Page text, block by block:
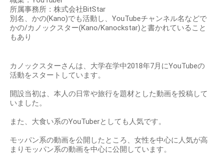
所属事務所：株式会社BitStar
別名、かの(Kano)でも活動し、YouTubeチャンネル名などで
かの/カノックスター(Kano/Kanockstar)と書かれていること
もあり
カノックスターさんは、大学在学中2018年7月にYouTubeの
活動をスタートしています。
開設当初は、本人の日常や旅行を題材とした動画を投稿して
いました。
また、大食い系のYouTuberとしても人気です。
モッパン系の動画を公開したところ、女性を中心に人気が高
まりモッパン系の動画を中心に公開しています。